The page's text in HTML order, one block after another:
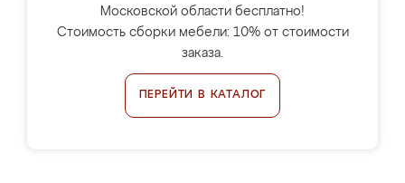
Московской области бесплатно!
Стоимость сборки мебели: 10% от стоимости
заказа.
ПЕРЕЙТИ В КАТАЛОГ